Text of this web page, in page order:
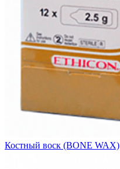
Костный воск (BONE WAX)